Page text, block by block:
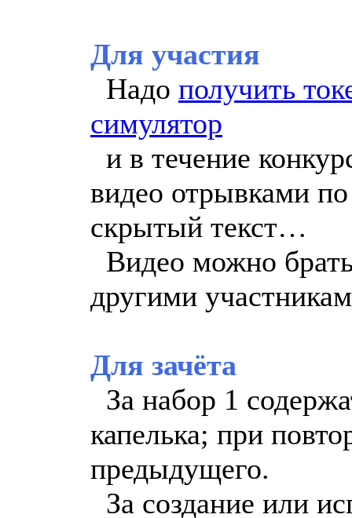
Для участия
Надо получить
симулятор
и в течение
видео отрывками
скрытый текст…
Видео можно
другими
Для зачёта
За набор 1
капелька; при
предыдущего.
За создание или